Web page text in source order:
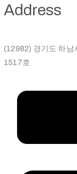
Address
(12982) 경기도 하남
1517호